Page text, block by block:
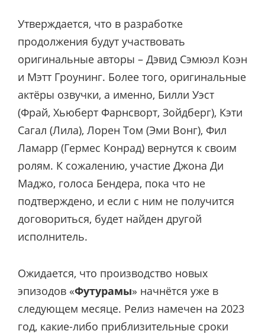
Утверждается, что в разработке
продолжения будут участвовать
оригинальные авторы – Дэвид Сэмюэл Коэн
и Мэтт Гроунинг. Более того, оригинальные
актёры озвучки, а именно, Билли Уэст
(Фрай, Хьюберт Фарнсворт, Зойдберг), Кэти
Сагал (Лила), Лорен Том (Эми Вонг), Фил
Ламарр (Гермес Конрад) вернутся к своим
ролям. К сожалению, участие Джона Ди
Маджо, голоса Бендера, пока что не
подтверждено, и если с ним не получится
договориться, будет найден другой
исполнитель.
Ожидается, что производство новых
эпизодов «Футурамы» начнётся уже в
следующем месяце. Релиз намечен на 2023
год, какие-либо приблизительные сроки